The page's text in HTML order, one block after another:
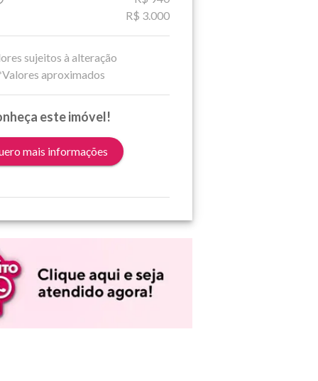
R$ 3.000
sujeitos à alteração
aproximados
este imóvel!
mais informações